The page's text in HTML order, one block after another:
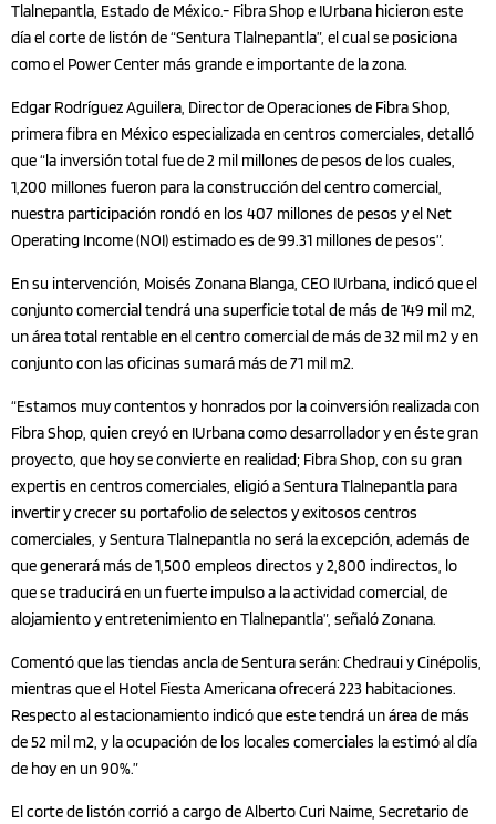
Tlalnepantla, Estado de México.- Fibra Shop e IUrbana hicieron este
día el corte de listón de “Sentura Tlalnepantla”, el cual se posiciona
como el Power Center más grande e importante de la zona.
Edgar Rodríguez Aguilera, Director de Operaciones de Fibra Shop,
primera fibra en México especializada en centros comerciales, detalló
que “la inversión total fue de 2 mil millones de pesos de los cuales,
1,200 millones fueron para la construcción del centro comercial,
nuestra participación rondó en los 407 millones de pesos y el Net
Operating Income (NOI) estimado es de 99.31 millones de pesos”.
En su intervención, Moisés Zonana Blanga, CEO IUrbana, indicó que el
conjunto comercial tendrá una superficie total de más de 149 mil m2,
un área total rentable en el centro comercial de más de 32 mil m2 y en
conjunto con las oficinas sumará más de 71 mil m2.
“Estamos muy contentos y honrados por la coinversión realizada con
Fibra Shop, quien creyó en IUrbana como desarrollador y en éste gran
proyecto, que hoy se convierte en realidad; Fibra Shop, con su gran
expertis en centros comerciales, eligió a Sentura Tlalnepantla para
invertir y crecer su portafolio de selectos y exitosos centros
comerciales, y Sentura Tlalnepantla no será la excepción, además de
que generará más de 1,500 empleos directos y 2,800 indirectos, lo
que se traducirá en un fuerte impulso a la actividad comercial, de
alojamiento y entretenimiento en Tlalnepantla”, señaló Zonana.
Comentó que las tiendas ancla de Sentura serán: Chedraui y Cinépolis,
mientras que el Hotel Fiesta Americana ofrecerá 223 habitaciones.
Respecto al estacionamiento indicó que este tendrá un área de más
de 52 mil m2, y la ocupación de los locales comerciales la estimó al día
de hoy en un 90%.”
El corte de listón corrió a cargo de Alberto Curi Naime, Secretario de